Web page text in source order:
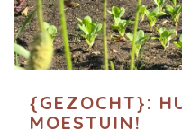
{GEZOCHT}:
MOESTUIN!